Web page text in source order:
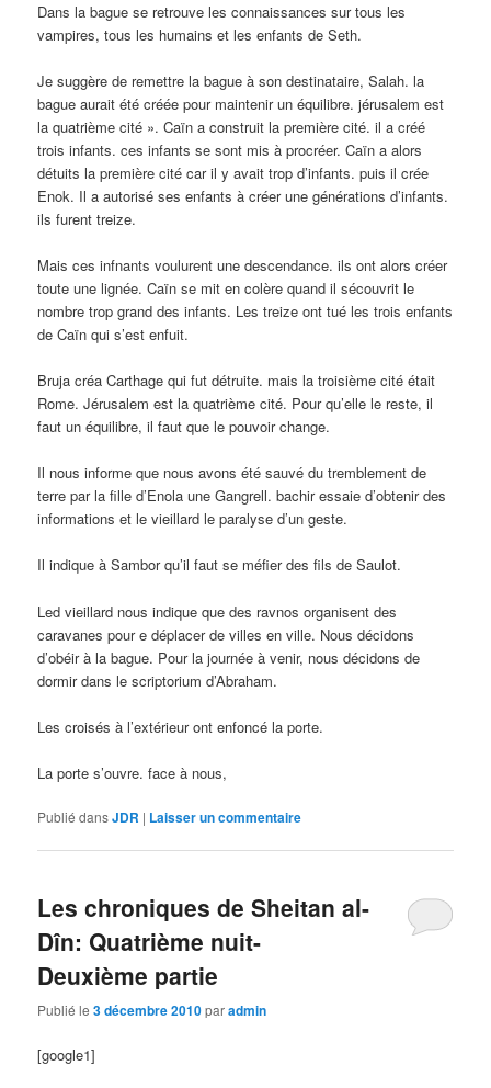
Dans la bague se retrouve les connaissances sur tous les
vampires, tous les humains et les enfants de Seth.
Je suggère de remettre la bague à son destinataire, Salah. la
bague aurait été créée pour maintenir un équilibre. jérusalem est
la quatrième cité ». Caïn a construit la première cité. il a créé
trois infants. ces infants se sont mis à procréer. Caïn a alors
détuits la première cité car il y avait trop d’infants. puis il crée
Enok. Il a autorisé ses enfants à créer une générations d’infants.
ils furent treize.
Mais ces infnants voulurent une descendance. ils ont alors créer
toute une lignée. Caïn se mit en colère quand il sécouvrit le
nombre trop grand des infants. Les treize ont tué les trois enfants
de Caïn qui s’est enfuit.
Bruja créa Carthage qui fut détruite. mais la troisième cité était
Rome. Jérusalem est la quatrième cité. Pour qu’elle le reste, il
faut un équilibre, il faut que le pouvoir change.
Il nous informe que nous avons été sauvé du tremblement de
terre par la fille d’Enola une Gangrell. bachir essaie d’obtenir des
informations et le vieillard le paralyse d’un geste.
Il indique à Sambor qu’il faut se méfier des fils de Saulot.
Led vieillard nous indique que des ravnos organisent des
caravanes pour e déplacer de villes en ville. Nous décidons
d’obéir à la bague. Pour la journée à venir, nous décidons de
dormir dans le scriptorium d’Abraham.
Les croisés à l’extérieur ont enfoncé la porte.
La porte s’ouvre. face à nous,
Publié dansJDR | Laisser un commentaire
Les chroniques de Sheitan al-
Dîn: Quatrième nuit-
Deuxième partie
Publié le3 décembre 2010paradmin
[google1]